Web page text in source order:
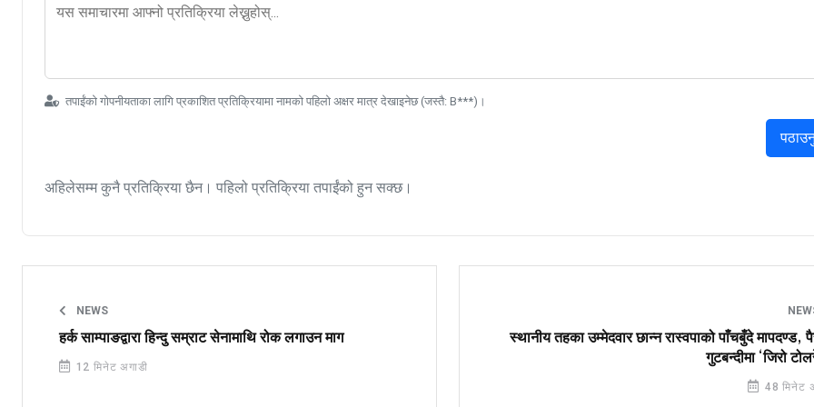
तपाईंको गोपनीयताका लागि प्रकाशित प्रतिक्रियामा नामको पहिलो अक्षर मात्र देखाइनेछ (जस्तै: B***)।
अहिलेसम्म कुनै प्रतिक्रिया छैन। पहिलो प्रतिक्रिया तपाईंको हुन सक्छ।
NEWS
हर्क साम्पाङद्वारा हिन्दु सम्राट सेनामाथि रोक लगाउन माग
12 मिनेट अगाडी
स्थानीय तहका उम्मेदवार छान्न रास्वपाको पाँचबुँदे मापदण्ड,
गुटबन्दीमा ‘जिरो
48 मिनेट